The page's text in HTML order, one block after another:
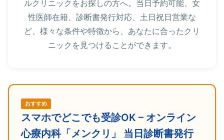
ルクリニックをお探しの方へ。当日予約可能、女
性医師在籍、診断書発行対応、土日祝日営業な
ど、様々な条件や特徴から、あなたに合ったクリ
ニックを見つけることができます。
おすすめ
スマホでどこでも受診OK – オンライン
心療内科「メンクリ」 当日診断書発行